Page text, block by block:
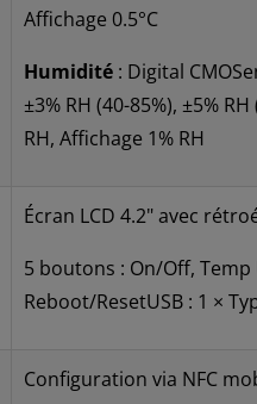
Affichage 0.5°C
Humidité : Digital
±3% RH (40-85%), ±5%
RH, Affichage 1% RH
Écran LCD 4.2" avec
5 boutons : On/Off,
Reboot/ResetUSB : 1 ×
Configuration via NFC